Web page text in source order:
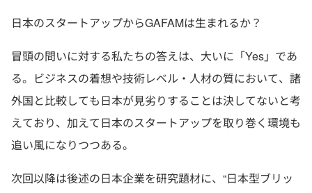
日本のスタートアップからGAFAMは生まれるか？
冒頭の問いに対する私たちの答えは、大いに「Yes」であ
る。ビジネスの着想や技術レベル・人材の質において、諸
外国と比較しても日本が見劣りすることは決してないと考
えており、加えて日本のスタートアップを取り巻く環境も
追い風になりつつある。
次回以降は後述の日本企業を研究題材に、“日本型ブリッ